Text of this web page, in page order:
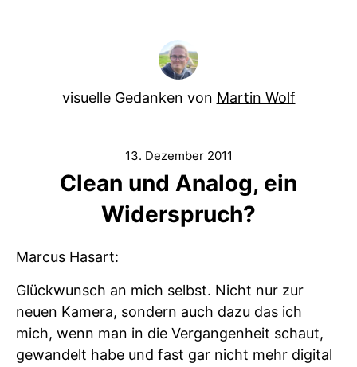
visuelle Gedanken von Martin Wolf
13. Dezember 2011
Clean und Analog, ein
Widerspruch?
Marcus Hasart:
Glückwunsch an mich selbst. Nicht nur zur
neuen Kamera, sondern auch dazu das ich
mich, wenn man in die Vergangenheit schaut,
gewandelt habe und fast gar nicht mehr digital